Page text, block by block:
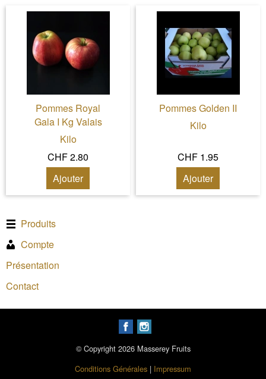
Pommes Royal
Gala I Kg Valais
Kilo
CHF 2.80
Ajouter
Pommes Golden II
Kilo
CHF 1.95
Ajouter
Produits
Compte
Présentation
Contact
© Copyright 2026 Masserey Fruits
Conditions Générales | Impressum